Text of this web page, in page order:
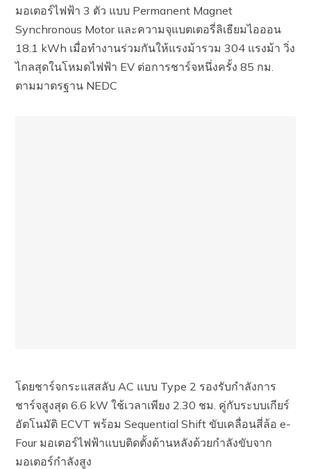
มอเตอร์ไฟฟ้า 3 ตัว แบบ Permanent Magnet
Synchronous Motor และความจุแบตเตอรี่ลิเธียมไอออน
18.1 kWh เมื่อทำงานร่วมกันให้แรงม้ารวม 304 แรงม้า วิ่ง
ไกลสุดในโหมดไฟฟ้า EV ต่อการชาร์จหนึ่งครั้ง 85 กม.
ตามมาตรฐาน NEDC
โดยชาร์จกระแสสลับ AC แบบ Type 2 รองรับกำลังการ
ชาร์จสูงสุด 6.6 kW ใช้เวลาเพียง 2.30 ชม. คู่กับระบบเกียร์
อัตโนมัติ ECVT พร้อม Sequential Shift ขับเคลื่อนสี่ล้อ e-
Four มอเตอร์ไฟฟ้าแบบติดตั้งด้านหลังด้วยกำลังขับจาก
มอเตอร์กำลังสูง